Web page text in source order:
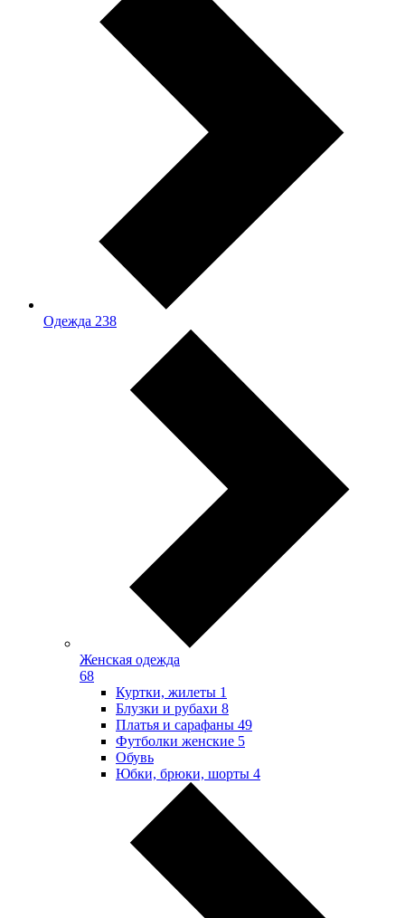
Одежда 238
Женская одежда
68
Куртки, жилеты 1
Блузки и рубахи 8
Платья и сарафаны 49
Футболки женские 5
Обувь
Юбки, брюки, шорты 4